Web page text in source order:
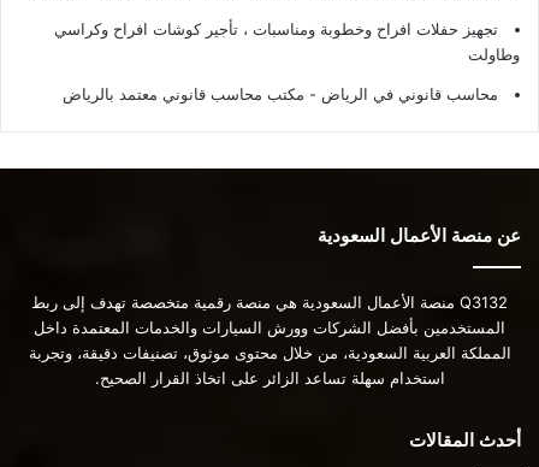
تجهيز حفلات افراح وخطوبة ومناسبات ، تأجير كوشات افراح وكراسي
وطاولت
محاسب قانوني في الرياض - مكتب محاسب قانوني معتمد بالرياض
عن منصة الأعمال السعودية
Q3132 منصة الأعمال السعودية هي منصة رقمية متخصصة تهدف إلى ربط
المستخدمين بأفضل الشركات وورش السيارات والخدمات المعتمدة داخل
المملكة العربية السعودية، من خلال محتوى موثوق، تصنيفات دقيقة، وتجربة
استخدام سهلة تساعد الزائر على اتخاذ القرار الصحيح.
أحدث المقالات